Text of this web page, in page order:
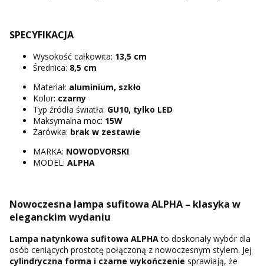
SPECYFIKACJA
Wysokość całkowita: 13,5 cm
Średnica: 8,5 cm
Materiał: aluminium, szkło
Kolor: czarny
Typ źródła światła: GU10, tylko LED
Maksymalna moc: 15W
Żarówka: brak w zestawie
MARKA: NOWODVORSKI
MODEL: ALPHA
Nowoczesna lampa sufitowa ALPHA – klasyka w
eleganckim wydaniu
Lampa natynkowa sufitowa ALPHAto doskonały wybór dla
osób ceniących prostotę połączoną z nowoczesnym stylem. Jej
cylindryczna forma i czarne wykończenie sprawiają, że